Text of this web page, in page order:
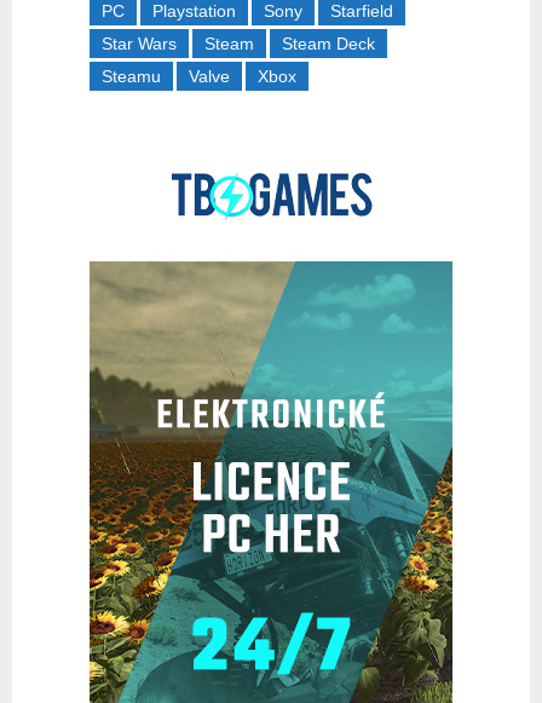
PC
Playstation Sony
Starfield
Star Wars
Steam
Steam Deck
Steamu
Valve Xbox